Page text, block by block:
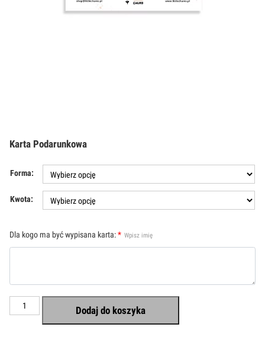
Karta Podarunkowa
Forma:
Kwota:
Dla kogo ma być wypisana karta:* Wpisz imię
ilość
Karta
Podarunkowa
Dodaj do koszyka